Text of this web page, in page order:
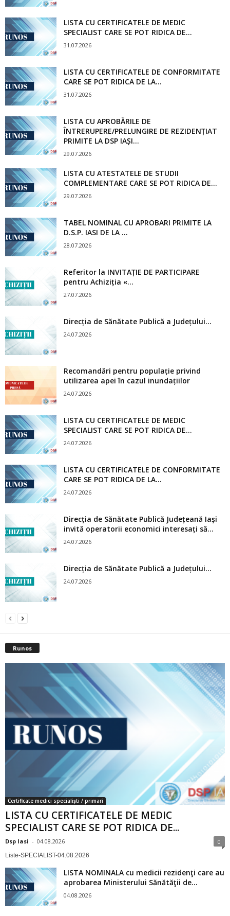
LISTA CU CERTIFICATELE DE MEDIC
SPECIALIST CARE SE POT RIDICA DE...
31.07.2026
LISTA CU CERTIFICATELE DE CONFORMITATE
CARE SE POT RIDICA DE LA...
31.07.2026
LISTA CU APROBĂRILE DE
ÎNTRERUPERE/PRELUNGIRE DE REZIDENȚIAT
PRIMITE LA DSP IAȘI...
29.07.2026
LISTA CU ATESTATELE DE STUDII
COMPLEMENTARE CARE SE POT RIDICA DE...
29.07.2026
TABEL NOMINAL CU APROBARI PRIMITE LA
D.S.P. IASI DE LA ...
28.07.2026
Referitor la INVITAȚIE DE PARTICIPARE
pentru Achiziția «...
27.07.2026
Direcția de Sănătate Publică a Județului...
24.07.2026
Recomandări pentru populație privind
utilizarea apei în cazul inundațiilor
24.07.2026
LISTA CU CERTIFICATELE DE MEDIC
SPECIALIST CARE SE POT RIDICA DE...
24.07.2026
LISTA CU CERTIFICATELE DE CONFORMITATE
CARE SE POT RIDICA DE LA...
24.07.2026
Direcția de Sănătate Publică Județeană Iași
invită operatorii economici interesați să...
24.07.2026
Direcția de Sănătate Publică a Județului...
24.07.2026
Runos
Certificate medici specialiști / primari
LISTA CU CERTIFICATELE DE MEDIC
SPECIALIST CARE SE POT RIDICA DE...
Dsp Iasi - 04.08.2026 0
Liste-SPECIALIST-04.08.2026
LISTA NOMINALA cu medicii rezidenţi care au
aprobarea Ministerului Sănătăţii de...
04.08.2026